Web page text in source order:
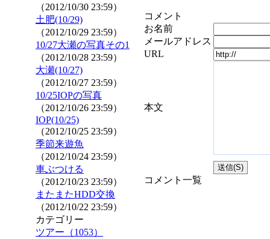
（2012/10/30 23:59）
土肥(10/29)
（2012/10/29 23:59）
10/27大瀬の写真その1
（2012/10/28 23:59）
大瀬(10/27)
（2012/10/27 23:59）
10/25IOPの写真
（2012/10/26 23:59）
IOP(10/25)
（2012/10/25 23:59）
季節来遊魚
（2012/10/24 23:59）
車ぶつける
（2012/10/23 23:59）
またまたHDD交換
（2012/10/22 23:59）
カテゴリー
ツアー（1053）
コメント
お名前
メールアドレス
URL
本文
コメント一覧